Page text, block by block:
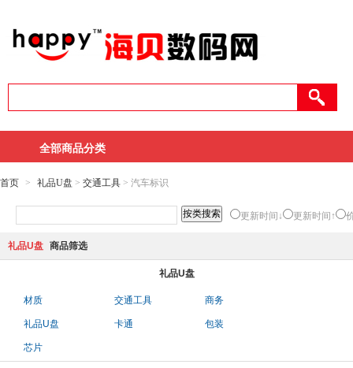
全部商品分类
首页 > 礼品U盘 > 交通工具 > 汽车标识
更新时间↓ 更新时间↑
礼品U盘 商品筛选
礼品U盘
材质 交通工具 商务
礼品U盘 卡通 包装
芯片